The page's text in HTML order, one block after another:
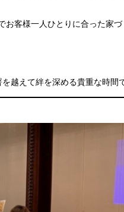
客様一人ひとりに合った家づ
越えて絆を深める貴重な時間